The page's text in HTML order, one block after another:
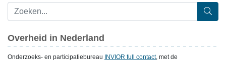
Overheid in Nederland
Onderzoeks- en participatiebureau INVIOR full contact, met de